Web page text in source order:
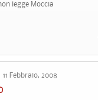
legge Moccia
Febbraio, 2008